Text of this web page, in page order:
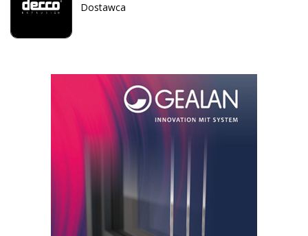
Dostawca